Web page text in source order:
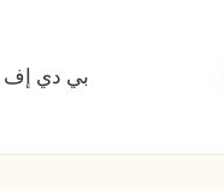
بي دي إف